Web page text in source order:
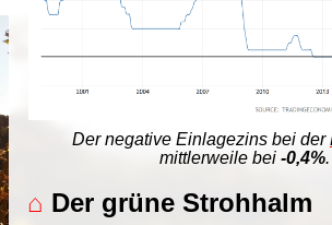
Der negative Einlagezins bei der
mittlerweile bei -0,4%.
⌂ Der grüne Strohhalm